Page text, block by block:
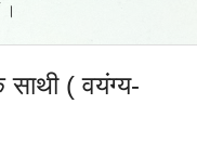
।
( वयंग्य-